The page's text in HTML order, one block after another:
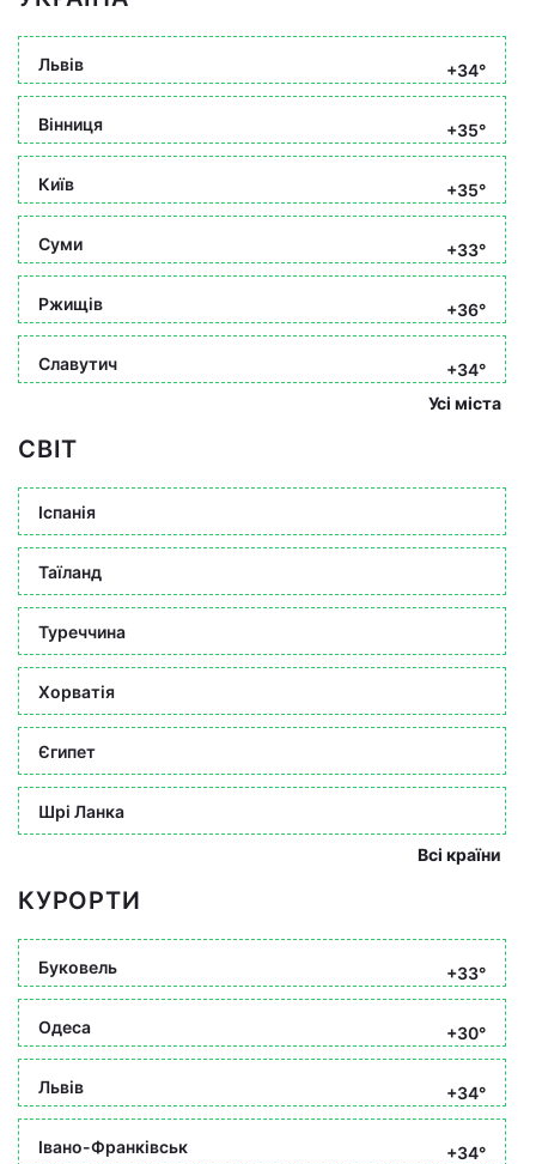
Львів +34°
Вінниця +35°
Київ +35°
Суми +33°
Ржищів +36°
Славутич
+34°
Усі міста
СВІТ
Іспанія
Таїланд
Туреччина
Хорватія
Єгипет
Шрі Ланка
Всі країни
КУРОРТИ
Буковель +33°
Одеса +30°
Львів +34°
Івано-Франківськ +34°